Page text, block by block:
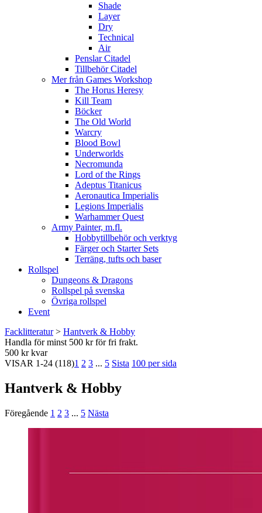
Shade
Layer
Dry
Technical
Air
Penslar Citadel
Tillbehör Citadel
Mer från Games Workshop
The Horus Heresy
Kill Team
Böcker
The Old World
Warcry
Blood Bowl
Underworlds
Necromunda
Lord of the Rings
Adeptus Titanicus
Aeronautica Imperialis
Legions Imperialis
Warhammer Quest
Army Painter, m.fl.
Hobbytillbehör och verktyg
Färger och Starter Sets
Terräng, tufts och baser
Rollspel
Dungeons & Dragons
Rollspel på svenska
Övriga rollspel
Event
Facklitteratur> Hantverk & Hobby
Handla för minst 500 kr för fri frakt.
500 kr kvar
VISAR 1-24 (118)1 2 3 ... 5 Sista 100 per sida
Hantverk & Hobby
Föregående 1 2 3 ... 5 Nästa